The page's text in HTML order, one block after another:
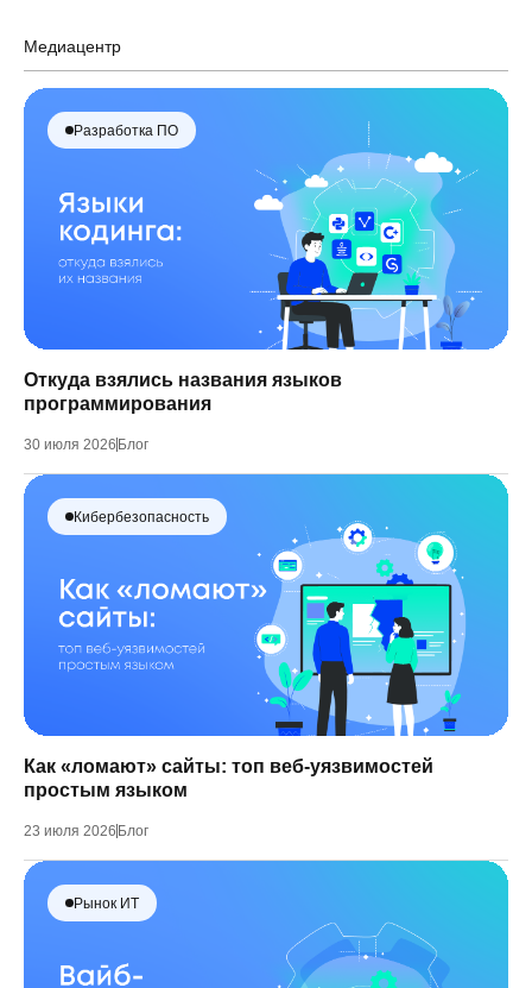
Медиацентр
Разработка ПО
Откуда взялись названия языков
программирования
30 июля 2026 Блог
Кибербезопасность
Как «ломают» сайты: топ веб-уязвимостей
простым языком
23 июля 2026 Блог
Рынок ИТ